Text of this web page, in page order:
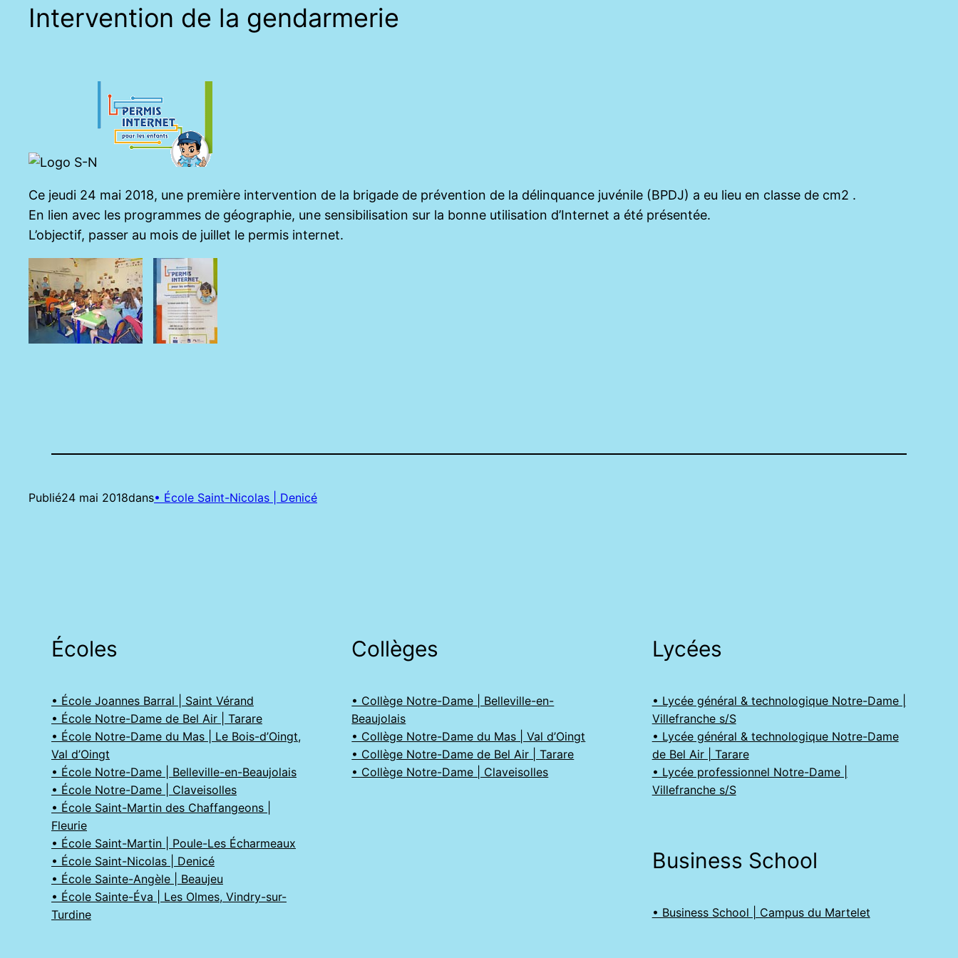
Intervention de la gendarmerie
Ce jeudi 24 mai 2018, une première intervention de la brigade de prévention de la délinquance juvénile (BPDJ) a eu lieu en classe de cm2 .
En lien avec les programmes de géographie, une sensibilisation sur la bonne utilisation d’Internet a été présentée.
L’objectif, passer au mois de juillet le permis internet.
Publié24 mai 2018dans• École Saint-Nicolas | Denicé
Écoles
• École Joannes Barral | Saint Vérand
• École Notre-Dame de Bel Air | Tarare
• École Notre-Dame du Mas | Le Bois-d’Oingt,
Val d’Oingt
• École Notre-Dame | Belleville-en-Beaujolais
• École Notre-Dame | Claveisolles
• École Saint-Martin des Chaffangeons |
Fleurie
• École Saint-Martin | Poule-Les Écharmeaux
• École Saint-Nicolas | Denicé
• École Sainte-Angèle | Beaujeu
• École Sainte-Éva | Les Olmes, Vindry-sur-
Turdine
Collèges
• Collège Notre-Dame | Belleville-en-
Beaujolais
• Collège Notre-Dame du Mas | Val d’Oingt
• Collège Notre-Dame de Bel Air | Tarare
• Collège Notre-Dame | Claveisolles
Lycées
• Lycée général & technologique Notre-Dame |
Villefranche s/S
• Lycée général & technologique Notre-Dame
de Bel Air | Tarare
• Lycée professionnel Notre-Dame |
Villefranche s/S
Business School
• Business School | Campus du Martelet